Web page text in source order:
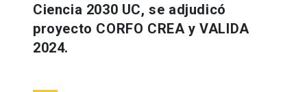
Ciencia 2030 UC, se adjudicó
proyecto CORFO CREA y VALIDA
2024.